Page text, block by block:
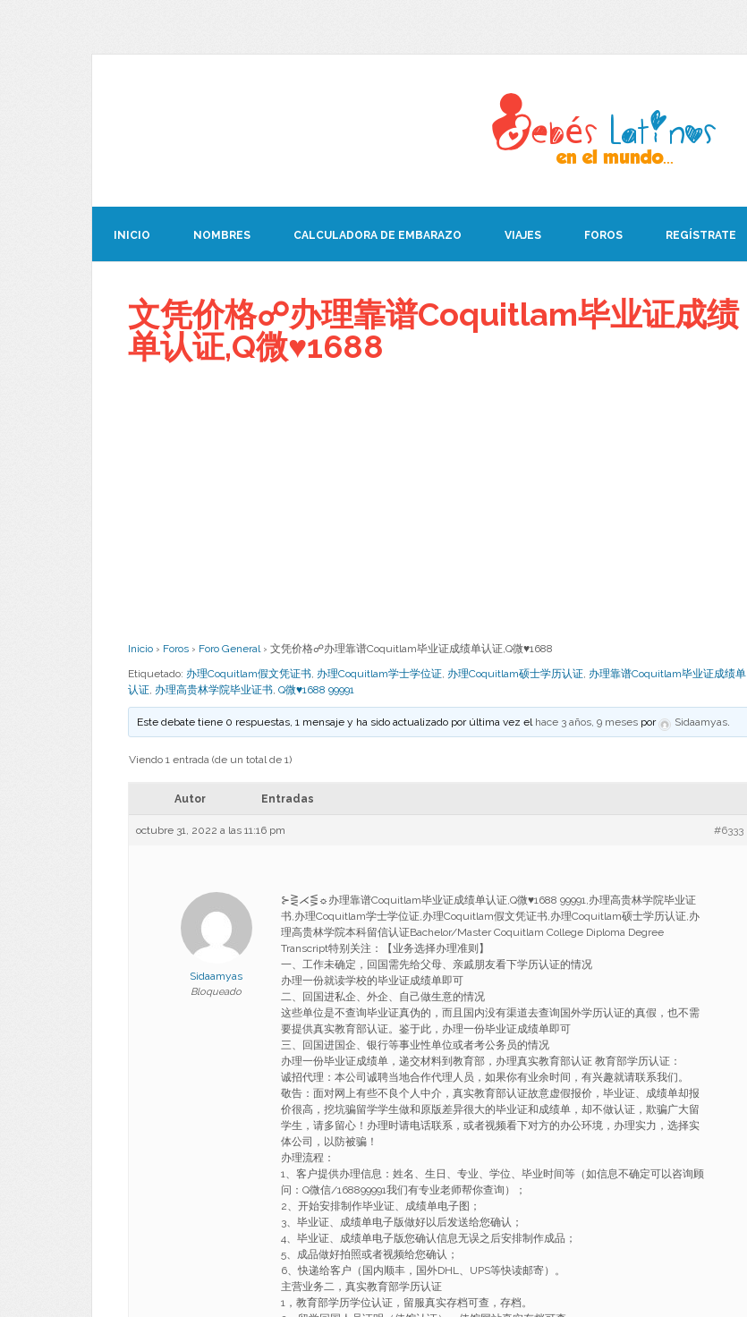
INICIO NOMBRES CALCULADORA DE EMBARAZO VIAJES FOROS REGÍSTRATE
文凭价格☍办理靠谱Coquitlam毕业证成绩
单认证,Q微♥1688
Inicio › Foros › Foro General › 文凭价格☍办理靠谱Coquitlam毕业证成绩单认证,Q微♥1688
Etiquetado: 办理Coquitlam假文凭证书, 办理Coquitlam学士学位证, 办理Coquitlam硕士学历认证, 办理靠谱Coquitlam毕业证成绩单
认证, 办理高贵林学院毕业证书, Q微♥1688 99991
Este debate tiene 0 respuestas, 1 mensaje y ha sido actualizado por última vez el hace 3 años, 9 meses por Sidaamyas.
Viendo 1 entrada (de un total de 1)
Autor Entradas
octubre 31, 2022 a las 11:16 pm #6333
Sidaamyas
Bloqueado
⊱⋛⋌⋚☼办理靠谱Coquitlam毕业证成绩单认证,Q微♥1688 99991,办理高贵林学院毕业证
书,办理Coquitlam学士学位证,办理Coquitlam假文凭证书,办理Coquitlam硕士学历认证,办
理高贵林学院本科留信认证Bachelor/Master Coquitlam College Diploma Degree
Transcript特别关注：【业务选择办理准则】
一、工作未确定，回国需先给父母、亲戚朋友看下学历认证的情况
办理一份就读学校的毕业证成绩单即可
二、回国进私企、外企、自己做生意的情况
这些单位是不查询毕业证真伪的，而且国内没有渠道去查询国外学历认证的真假，也不需
要提供真实教育部认证。鉴于此，办理一份毕业证成绩单即可
三、回国进国企、银行等事业性单位或者考公务员的情况
办理一份毕业证成绩单，递交材料到教育部，办理真实教育部认证 教育部学历认证：
诚招代理：本公司诚聘当地合作代理人员，如果你有业余时间，有兴趣就请联系我们。
敬告：面对网上有些不良个人中介，真实教育部认证故意虚假报价，毕业证、成绩单却报
价很高，挖坑骗留学学生做和原版差异很大的毕业证和成绩单，却不做认证，欺骗广大留
学生，请多留心！办理时请电话联系，或者视频看下对方的办公环境，办理实力，选择实
体公司，以防被骗！
办理流程：
1、客户提供办理信息：姓名、生日、专业、学位、毕业时间等（如信息不确定可以咨询顾
问：Q微信/168899991我们有专业老师帮你查询）；
2、开始安排制作毕业证、成绩单电子图；
3、毕业证、成绩单电子版做好以后发送给您确认；
4、毕业证、成绩单电子版您确认信息无误之后安排制作成品；
5、成品做好拍照或者视频给您确认；
6、快递给客户（国内顺丰，国外DHL、UPS等快读邮寄）。
主营业务二，真实教育部学历认证
1，教育部学历学位认证，留服真实存档可查，存档。